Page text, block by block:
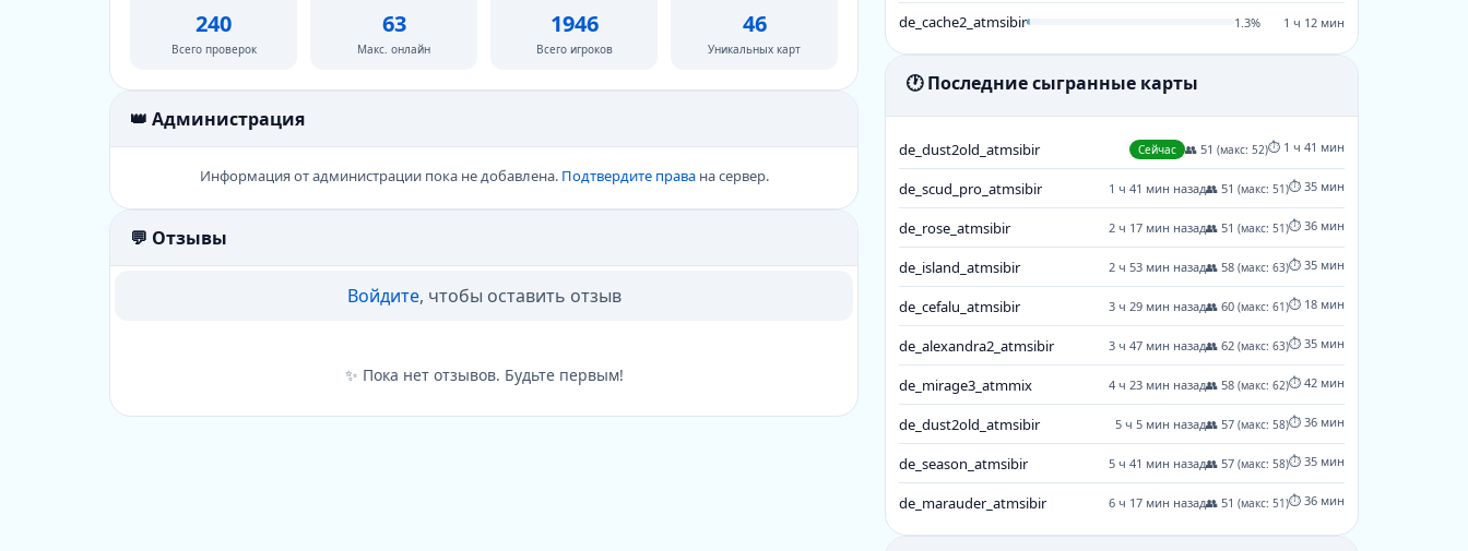
240
Всего проверок
63
Макс. онлайн
1946
Всего игроков
46
Уникальных карт
👑 Администрация
Информация от администрации пока не добавлена. Подтвердите правана сервер.
💬 Отзывы
Войдите, чтобы оставить отзыв
✨ Пока нет отзывов. Будьте первым!
de_cache2_atmsibir 1.3% 1 ч 12 мин
🕐 Последние сыгранные карты
de_dust2old_atmsibir Сейчас 👥 51 (макс: 52)⏱️ 1 ч 41 мин
de_scud_pro_atmsibir 1 ч 41 мин назад👥 51 (макс: 51)⏱️ 35 мин
de_rose_atmsibir 2 ч 17 мин назад👥 51 (макс: 51)⏱️ 36 мин
de_island_atmsibir 2 ч 53 мин назад👥 58 (макс: 63)⏱️ 35 мин
de_cefalu_atmsibir 3 ч 29 мин назад👥 60 (макс: 61)⏱️ 18 мин
de_alexandra2_atmsibir 3 ч 47 мин назад👥 62 (макс: 63)⏱️ 35 мин
de_mirage3_atmmix 4 ч 23 мин назад👥 58 (макс: 62)⏱️ 42 мин
de_dust2old_atmsibir 5 ч 5 мин назад👥 57 (макс: 58)⏱️ 36 мин
de_season_atmsibir 5 ч 41 мин назад👥 57 (макс: 58)⏱️ 35 мин
de_marauder_atmsibir 6 ч 17 мин назад👥 51 (макс: 51)⏱️ 36 мин